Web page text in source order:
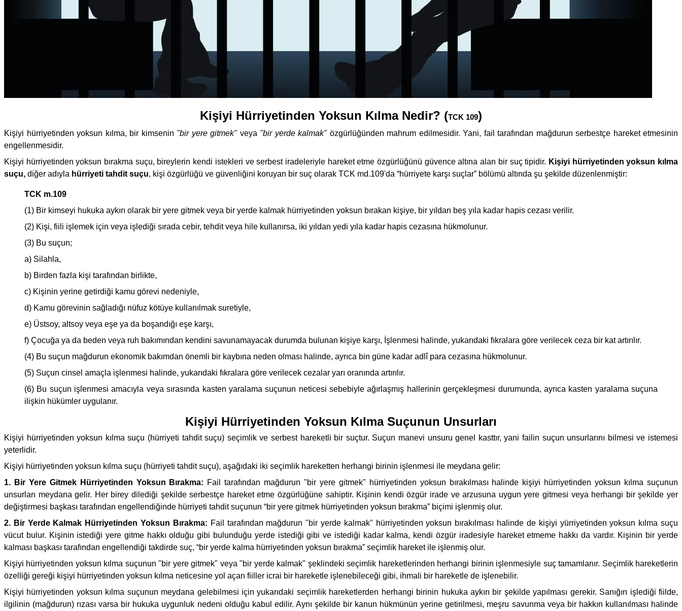
Kişiyi Hürriyetinden Yoksun Kılma Nedir? (TCK 109)
Kişiyi hürriyetinden yoksun kılma, bir kimsenin "bir yere gitmek"veya "bir yerde kalmak"özgürlüğünden mahrum edilmesidir. Yani, fail tarafından mağdurun serbestçe hareket etmesinin
engellenmesidir.
Kişiyi hürriyetinden yoksun bırakma suçu, bireylerin kendi istekleri ve serbest iradeleriyle hareket etme özgürlüğünü güvence altına alan bir suç tipidir. Kişiyi hürriyetinden yoksun kılma
suçu, diğer adıyla hürriyeti tahdit suçu, kişi özgürlüğü ve güvenliğini koruyan bir suç olarak TCK md.109'da “hürriyete karşı suçlar” bölümü altında şu şekilde düzenlenmiştir:
TCK m.109
(1) Bir kimseyi hukuka aykırı olarak bir yere gitmek veya bir yerde kalmak hürriyetinden yoksun bırakan kişiye, bir yıldan beş yıla kadar hapis cezası verilir.
(2) Kişi, fiili işlemek için veya işlediği sırada cebir, tehdit veya hile kullanırsa, iki yıldan yedi yıla kadar hapis cezasına hükmolunur.
(3) Bu suçun;
a) Silahla,
b) Birden fazla kişi tarafından birlikte,
c) Kişinin yerine getirdiği kamu görevi nedeniyle,
d) Kamu görevinin sağladığı nüfuz kötüye kullanılmak suretiyle,
e) Üstsoy, altsoy veya eşe ya da boşandığı eşe karşı,
f) Çocuğa ya da beden veya ruh bakımından kendini savunamayacak durumda bulunan kişiye karşı, İşlenmesi halinde, yukarıdaki fıkralara göre verilecek ceza bir kat artırılır.
(4) Bu suçun mağdurun ekonomik bakımdan önemli bir kaybına neden olması halinde, ayrıca bin güne kadar adlî para cezasına hükmolunur.
(5) Suçun cinsel amaçla işlenmesi halinde, yukarıdaki fıkralara göre verilecek cezalar yarı oranında artırılır.
(6) Bu suçun işlenmesi amacıyla veya sırasında kasten yaralama suçunun neticesi sebebiyle ağırlaşmış hallerinin gerçekleşmesi durumunda, ayrıca kasten yaralama suçuna
ilişkin hükümler uygulanır.
Kişiyi Hürriyetinden Yoksun Kılma Suçunun Unsurları
Kişiyi hürriyetinden yoksun kılma suçu (hürriyeti tahdit suçu) seçimlik ve serbest hareketli bir suçtur. Suçun manevi unsuru genel kasttır, yani failin suçun unsurlarını bilmesi ve istemesi
yeterlidir.
Kişiyi hürriyetinden yoksun kılma suçu (hürriyeti tahdit suçu), aşağıdaki iki seçimlik hareketten herhangi birinin işlenmesi ile meydana gelir:
1. Bir Yere Gitmek Hürriyetinden Yoksun Bırakma: Fail tarafından mağdurun "bir yere gitmek" hürriyetinden yoksun bırakılması halinde kişiyi hürriyetinden yoksun kılma suçunun
unsurları meydana gelir. Her birey dilediği şekilde serbestçe hareket etme özgürlüğüne sahiptir. Kişinin kendi özgür irade ve arzusuna uygun yere gitmesi veya herhangi bir şekilde yer
değiştirmesi başkası tarafından engellendiğinde hürriyeti tahdit suçunun “bir yere gitmek hürriyetinden yoksun bırakma” biçimi işlenmiş olur.
2. Bir Yerde Kalmak Hürriyetinden Yoksun Bırakma: Fail tarafından mağdurun "bir yerde kalmak" hürriyetinden yoksun bırakılması halinde de kişiyi yürriyetinden yoksun kılma suçu
vücut bulur. Kişinin istediği yere gitme hakkı olduğu gibi bulunduğu yerde istediği gibi ve istediği kadar kalma, kendi özgür iradesiyle hareket etmeme hakkı da vardır. Kişinin bir yerde
kalması başkası tarafından engellendiği takdirde suç, “bir yerde kalma hürriyetinden yoksun bırakma” seçimlik hareket ile işlenmiş olur.
Kişiyi hürriyetinden yoksun kılma suçunun "bir yere gitmek" veya "bir yerde kalmak" şeklindeki seçimlik hareketlerinden herhangi birinin işlenmesiyle suç tamamlanır. Seçimlik hareketlerin
özelliği gereği kişiyi hürriyetinden yoksun kılma neticesine yol açan fiiller icrai bir hareketle işlenebileceği gibi, ihmali bir hareketle de işlenebilir.
Kişiyi hürriyetinden yoksun kılma suçunun meydana gelebilmesi için yukarıdaki seçimlik hareketlerden herhangi birinin hukuka aykırı bir şekilde yapılması gerekir. Sanığın işlediği fiilde,
ilgilinin (mağdurun) rızası varsa bir hukuka uygunluk nedeni olduğu kabul edilir. Aynı şekilde bir kanun hükmünün yerine getirilmesi, meşru savunma veya bir hakkın kullanılması halinde